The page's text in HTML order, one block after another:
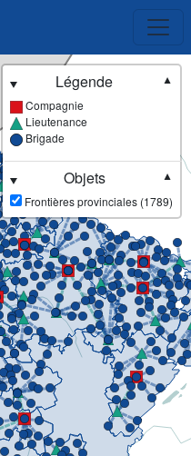
Légende
▼
Compagnie
Lieutenance
Brigade
Objets
▼
Frontières provinciales (1789)